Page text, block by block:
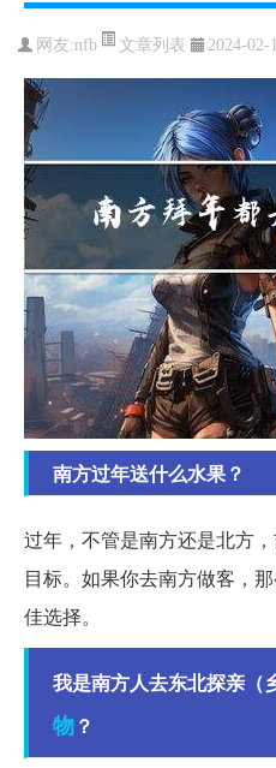
网友:nfb 文章列表 2024-02-
南方过年送什么水果？
过年，不管是南方还是北方
目标。如果你去南方做客，
佳选择。
我是南方人去东北探亲（
物？